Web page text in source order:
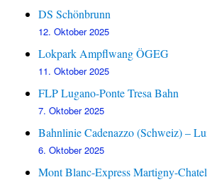
DS Schönbrunn
12. Oktober 2025
Lokpark Ampflwang ÖGEG
11. Oktober 2025
FLP Lugano-Ponte Tresa Bahn
7. Oktober 2025
Bahnlinie Cadenazzo (Schweiz) –
6. Oktober 2025
Mont Blanc-Express Martigny-